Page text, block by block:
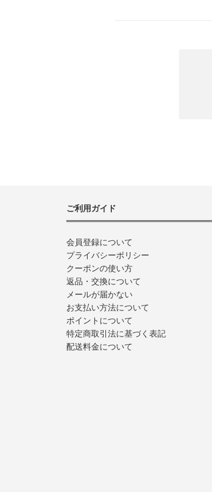
ご利用ガイド
会員登録について
プライバシーポリシー
クーポンの使い方
返品・交換について
メールが届かない
お支払い方法について
ポイントについて
特定商取引法に基づく表記
配送料金について